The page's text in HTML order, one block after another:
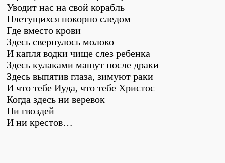
Уводит нас на свой корабль
Плетущихся покорно следом
Где вместо крови
Здесь свернулось молоко
И капля водки чище слез ребенка
Здесь кулаками машут после драки
Здесь выпятив глаза, зимуют раки
И что тебе Иуда, что тебе Христос
Когда здесь ни веревок
Ни гвоздей
И ни крестов…